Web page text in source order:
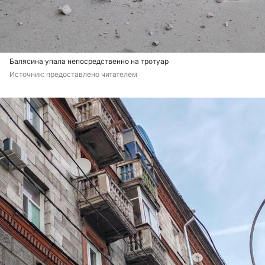
Балясина упала непосредственно на тротуар
Источник: предоставлено читателем